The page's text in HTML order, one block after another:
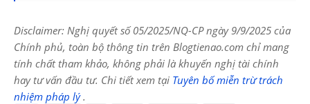
Disclaimer: Nghị quyết số 05/2025/NQ-CP ngày 9/9/2025 của
Chính phủ, toàn bộ thông tin trên Blogtienao.com chỉ mang
tính chất tham khảo, không phải là khuyến nghị tài chính
hay tư vấn đầu tư. Chi tiết xem tại Tuyên bố miễn trừ trách
nhiệm pháp lý.